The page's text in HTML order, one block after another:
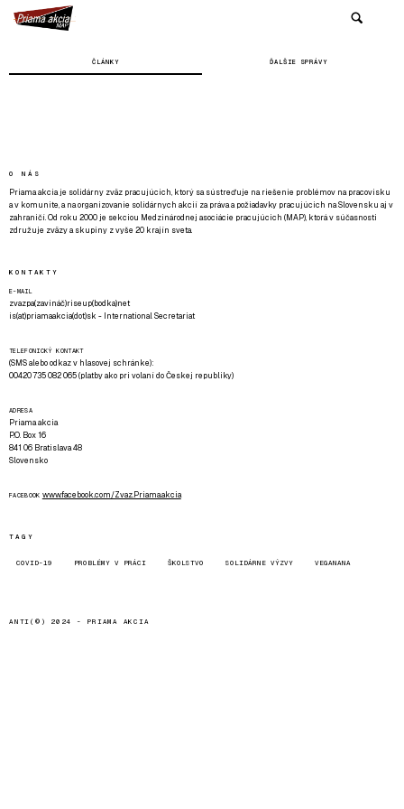
ČLÁNKY ĎALŠIE SPRÁVY
O NÁS
Priama akcia je solidárny zväz pracujúcich, ktorý sa sústreďuje na riešenie problémov na pracovisku
a v komunite, a na organizovanie solidárnych akcií za práva a požiadavky pracujúcich na Slovensku aj v
zahraničí. Od roku 2000 je sekciou Medzinárodnej asociácie pracujúcich (MAP), ktorá v súčasnosti
združuje zväzy a skupiny z vyše 20 krajín sveta.
KONTAKTY
E-MAIL
zvazpa(zavináč)riseup(bodka)net
is(at)priamaakcia(dot)sk - International Secretariat
TELEFONICKÝ KONTAKT
(SMS alebo odkaz v hlasovej schránke):
00420 735 082 065 (platby ako pri volaní do Českej republiky)
ADRESA
Priama akcia
P.O. Box 16
841 06 Bratislava 48
Slovensko
FACEBOOK www.facebook.com/Zvaz.Priama.akcia
TAGY
COVID-19 PROBLÉMY V PRÁCI ŠKOLSTVO SOLIDÁRNE VÝZVY VEGANANA
ANTI(©) 2024 - PRIAMA AKCIA